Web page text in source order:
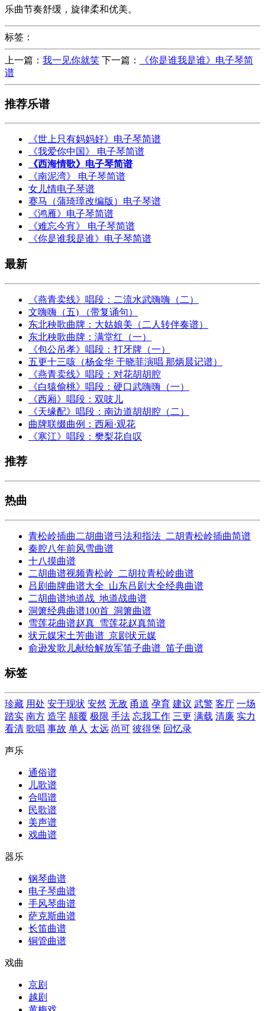
乐曲节奏舒缓，旋律柔和优美。
标签：
上一篇： 我一见你就笑 下一篇：
《你是谁我是谁》电子琴简
谱
推荐乐谱
《世上只有妈妈好》电子琴简谱
《我爱你中国》 电子琴简谱
《西海情歌》电子琴简谱
《南泥湾》 电子琴简谱
女儿情电子琴谱
赛马（蒲琦璋改编版）电子琴谱
《鸿雁》电子琴简谱
《难忘今宵》 电子琴简谱
《你是谁我是谁》电子琴简谱
最新
《燕青卖线》唱段：二流水武嗨嗨（二）
文嗨嗨（五) （带复诵句）
东北秧歌曲牌：大姑娘美（二人转伴奏谱）
东北秧歌曲牌：满堂红（一）
《包公吊孝》唱段：打牙牌（一）
五更十三咳（杨金华 于晓菲演唱 那炳晨记谱）
《燕青卖线》唱段：对花胡胡腔
《白猿偷桃》唱段：硬口武嗨嗨（一）
《西厢》唱段：双吱儿
《天缘配》唱段：南边道胡胡腔（二）
曲牌联缀曲例：西厢·观花
《寒江》唱段：樊梨花自叹
推荐
热曲
青松岭插曲二胡曲谱弓法和指法_二胡青松岭插曲简谱
秦腔八年前风雪曲谱
十八摸曲谱
二胡曲谱视频青松岭_二胡拉青松岭曲谱
吕剧曲牌曲谱大全_山东吕剧大全经典曲谱
二胡曲谱地道战_地道战曲谱
洞箫经典曲谱100首_洞箫曲谱
雪莲花曲谱赵真_雪莲花赵真简谱
状元媒宋土芳曲谱_京剧状元媒
俞逊发歌儿献给解放军笛子曲谱_笛子曲谱
标签
珍藏 用处 安于现状 安然 无敌 甬道 孕育 建议 武警 客厅 一场
踏实 南方 造字 颠覆 极限 手法 忘我工作 三更 满载 清廉 实力
看清 歌唱 事故 单人 太远 尚可 彼得堡 回忆录
声乐
通俗谱
儿歌谱
合唱谱
民歌谱
美声谱
戏曲谱
器乐
钢琴曲谱
电子琴曲谱
手风琴曲谱
萨克斯曲谱
长笛曲谱
铜管曲谱
戏曲
京剧
越剧